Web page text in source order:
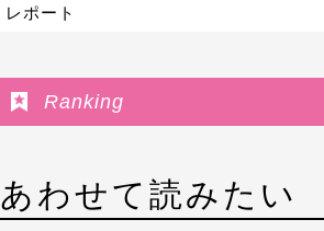
レポート
Ranking
あわせて読みたい